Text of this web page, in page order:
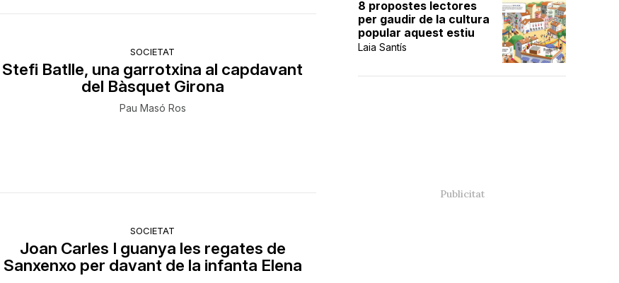
SOCIETAT
​Stefi Batlle, una garrotxina al capdavant
del Bàsquet Girona
Pau Masó Ros
SOCIETAT
Joan Carles I guanya les regates de
Sanxenxo per davant de la infanta Elena
8 propostes lectores
per gaudir de la cultura
popular aquest estiu
Laia Santís